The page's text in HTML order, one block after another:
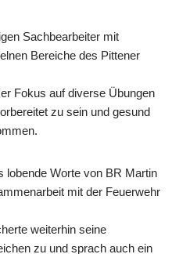
Sachbearbeiter mit
Bereiche des Pittener
Fokus auf diverse Übungen
zu sein und gesund
lobende Worte von BR Martin
mit der Feuerwehr
weiterhin seine
zu und sprach auch ein